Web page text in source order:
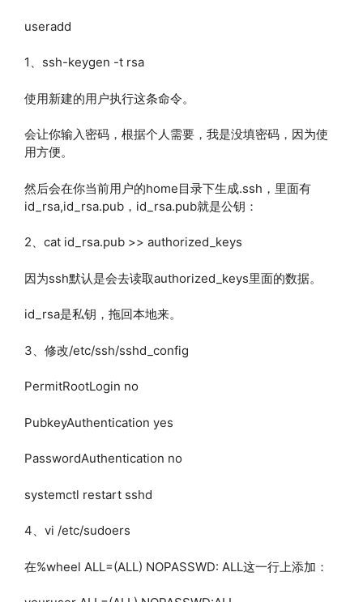
useradd
1、ssh-keygen -t rsa
使用新建的用户执行这条命令。
会让你输入密码，根据个人需要，我是没填密码，因为使
用方便。
然后会在你当前用户的home目录下生成.ssh，里面有
id_rsa,id_rsa.pub，id_rsa.pub就是公钥：
2、cat id_rsa.pub >> authorized_keys
因为ssh默认是会去读取authorized_keys里面的数据。
id_rsa是私钥，拖回本地来。
3、修改/etc/ssh/sshd_config
PermitRootLogin no
PubkeyAuthentication yes
PasswordAuthentication no
systemctl restart sshd
4、vi /etc/sudoers
在%wheel ALL=(ALL) NOPASSWD: ALL这一行上添加：